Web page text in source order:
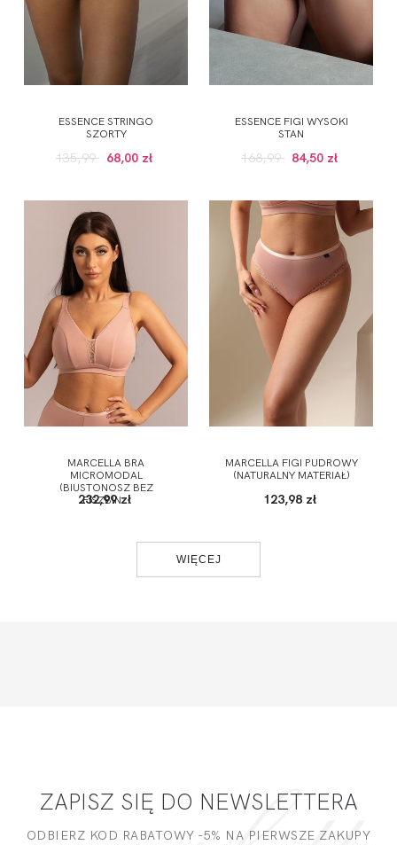
ESSENCE STRINGO
SZORTY
135,99 68,00 zł
ESSENCE FIGI WYSOKI
STAN
168,99 84,50 zł
MARCELLA BRA
MICROMODAL
(BIUSTONOSZ BEZ
FISZBIN...
232,99 zł
MARCELLA FIGI PUDROWY
(NATURALNY MATERIAŁ)
123,98 zł
WIĘCEJ
ZAPISZ SIĘ DO NEWSLETTERA
ODBIERZ KOD RABATOWY -5% NA PIERWSZE ZAKUPY